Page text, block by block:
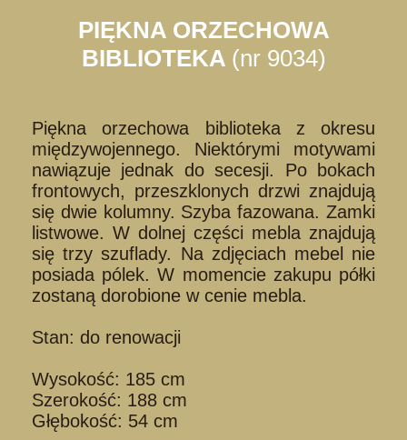
PIĘKNA ORZECHOWA
BIBLIOTEKA (nr 9034)
Piękna orzechowa biblioteka z okresu
międzywojennego. Niektórymi motywami
nawiązuje jednak do secesji. Po bokach
frontowych, przeszklonych drzwi znajdują
się dwie kolumny. Szyba fazowana. Zamki
listwowe. W dolnej części mebla znajdują
się trzy szuflady. Na zdjęciach mebel nie
posiada pólek. W momencie zakupu półki
zostaną dorobione w cenie mebla.
Stan: do renowacji
Wysokość: 185 cm
Szerokość: 188 cm
Głębokość: 54 cm